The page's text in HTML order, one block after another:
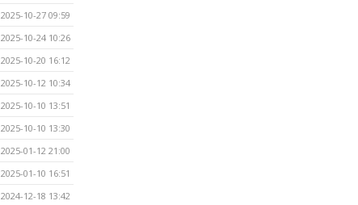
2025-10-27 09:59
2025-10-24 10:26
2025-10-20 16:12
2025-10-12 10:34
2025-10-10 13:51
2025-10-10 13:30
2025-01-12 21:00
2025-01-10 16:51
2024-12-18 13:42